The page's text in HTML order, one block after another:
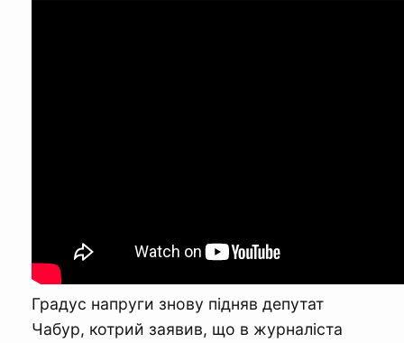
Градус напруги знову підняв депутат
Чабур, котрий заявив, що в журналіста